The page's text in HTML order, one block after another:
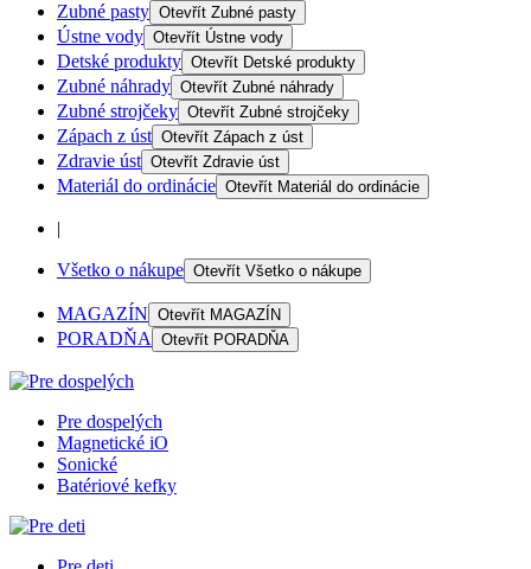
Zubné pasty Otevřít Zubné pasty
Ústne vody Otevřít Ústne vody
Detské produkty Otevřít Detské produkty
Zubné náhrady Otevřít Zubné náhrady
Zubné strojčeky Otevřít Zubné strojčeky
Zápach z úst Otevřít Zápach z úst
Zdravie úst Otevřít Zdravie úst
Materiál do ordinácie Otevřít Materiál do ordinácie
|
Všetko o nákupe Otevřít Všetko o nákupe
MAGAZÍN Otevřít MAGAZÍN
PORADŇA Otevřít PORADŇA
Pre dospelých
Magnetické iO
Sonické
Batériové kefky